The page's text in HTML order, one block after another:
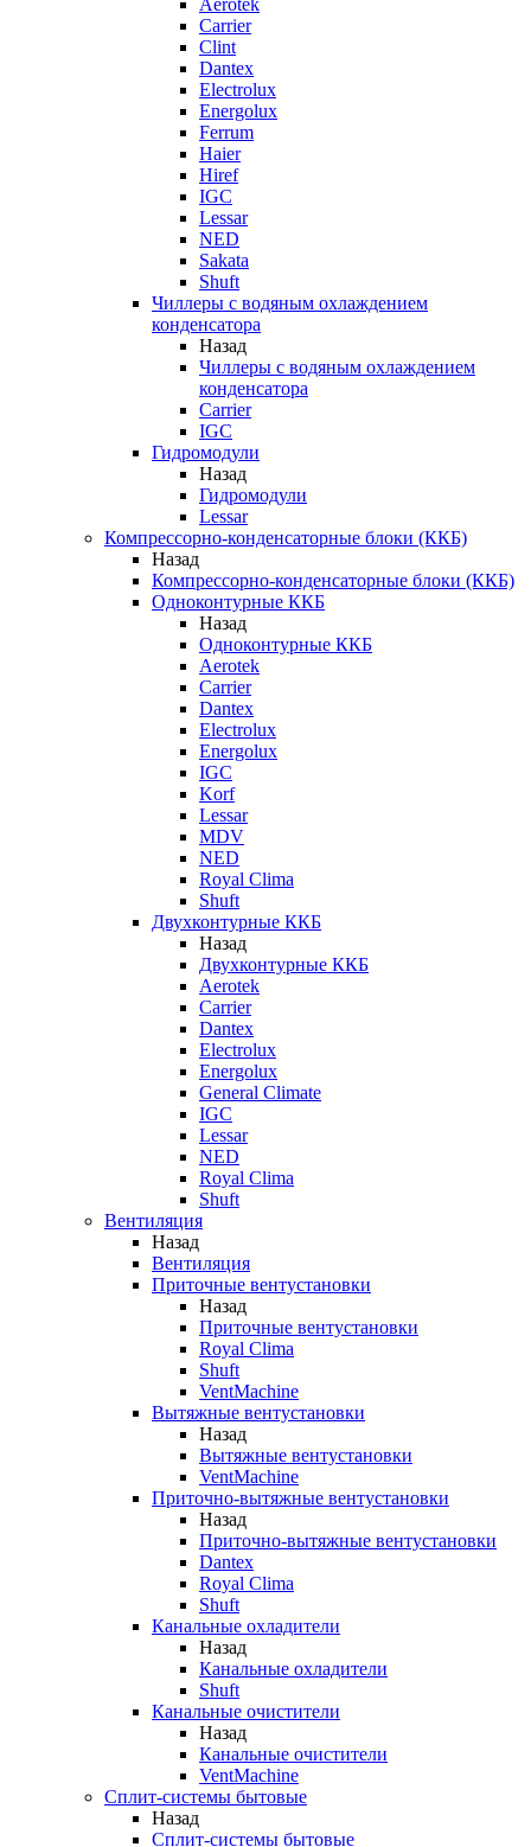
Aerotek
Carrier
Clint
Dantex
Electrolux
Energolux
Ferrum
Haier
Hiref
IGC
Lessar
NED
Sakata
Shuft
Чиллеры с водяным охлаждением
конденсатора
Назад
Чиллеры с водяным охлаждением
конденсатора
Carrier
IGC
Гидромодули
Назад
Гидромодули
Lessar
Компрессорно-конденсаторные блоки (ККБ)
Назад
Компрессорно-конденсаторные блоки (ККБ)
Одноконтурные ККБ
Назад
Одноконтурные ККБ
Aerotek
Carrier
Dantex
Electrolux
Energolux
IGC
Korf
Lessar
MDV
NED
Royal Clima
Shuft
Двухконтурные ККБ
Назад
Двухконтурные ККБ
Aerotek
Carrier
Dantex
Electrolux
Energolux
General Climate
IGC
Lessar
NED
Royal Clima
Shuft
Вентиляция
Назад
Вентиляция
Приточные вентустановки
Назад
Приточные вентустановки
Royal Clima
Shuft
VentMachine
Вытяжные вентустановки
Назад
Вытяжные вентустановки
VentMachine
Приточно-вытяжные вентустановки
Назад
Приточно-вытяжные вентустановки
Dantex
Royal Clima
Shuft
Канальные охладители
Назад
Канальные охладители
Shuft
Канальные очистители
Назад
Канальные очистители
VentMachine
Сплит-системы бытовые
Назад
Сплит-системы бытовые